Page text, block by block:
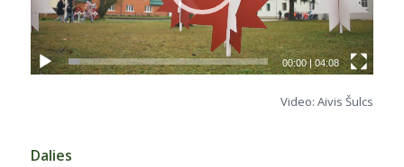
00:00|04:08
Video: Aivis Šulcs
Dalies